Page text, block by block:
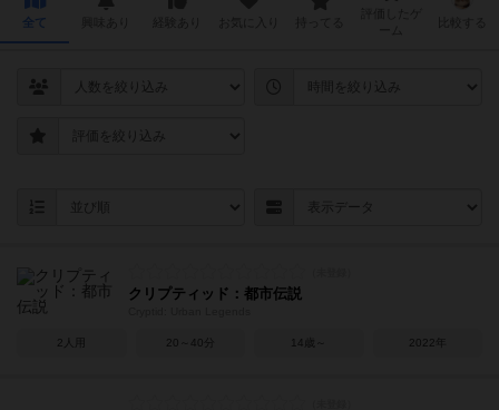
全て
クリプティッド：都市伝説
2人用 20～40分 14歳～ 2022年